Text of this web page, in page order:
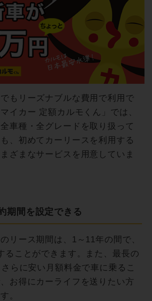
もリーズナブルな費用で利用で
イカー 定額カルモくん」では、
車種・全グレードを取り扱って
、初めてカーリースを利用する
ざまなサービスを用意していま
期間を設定できる
リース期間は、1～11年の間で、
ることができます。また、最長の
らに安い月額料金で車に乗るこ
お得にカーライフを送りたい方
。